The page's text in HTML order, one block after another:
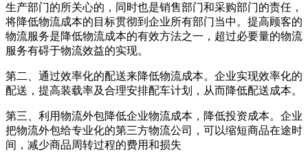
生产部门的所关心的，同时也是销售部门和采购部门的责任，
将降低物流成本的目标贯彻到企业所有部门当中。提高顾客的
物流服务是降低物流成本的有效方法之一，超过必要量的物流
服务有碍于物流效益的实现。
第二、通过效率化的配送来降低物流成本。企业实现效率化的
配送，提高装载率及合理安排配车计划，从而降低配送成本。
第三、利用物流外包降低企业物流成本，降低投资成本。企业
把物流外包给专业化的第三方物流公司，可以缩短商品在途时
间，减少商品周转过程的费用和损失